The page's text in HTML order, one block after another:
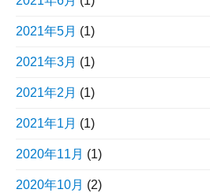
2021年5月 (1)
2021年3月 (1)
2021年2月 (1)
2021年1月 (1)
2020年11月 (1)
2020年10月 (2)